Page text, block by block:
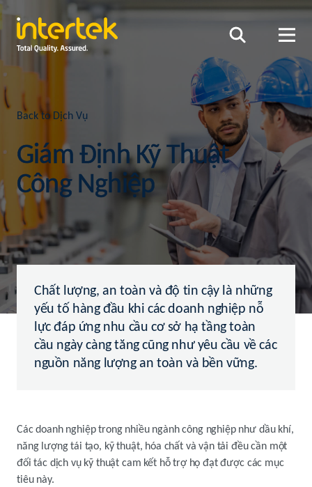
Back to Dịch Vụ
Giám Định Kỹ Thuật
Công Nghiệp
Chất lượng, an toàn và độ tin cậy là những
yếu tố hàng đầu khi các doanh nghiệp nỗ
lực đáp ứng nhu cầu cơ sở hạ tầng toàn
cầu ngày càng tăng cũng như yêu cầu về các
nguồn năng lượng an toàn và bền vững.
Các doanh nghiệp trong nhiều ngành công nghiệp như dầu khí,
năng lượng tái tạo, kỹ thuật, hóa chất và vận tải đều cần một
đối tác dịch vụ kỹ thuật cam kết hỗ trợ họ đạt được các mục
tiêu này.